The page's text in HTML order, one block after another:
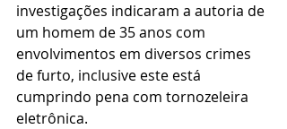
investigações indicaram a autoria de
um homem de 35 anos com
envolvimentos em diversos crimes
de furto, inclusive este está
cumprindo pena com tornozeleira
eletrônica.